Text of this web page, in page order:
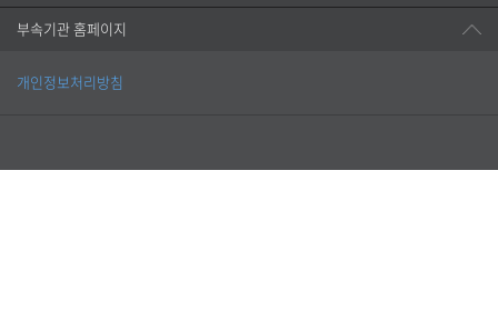
부속기관 홈페이지
개인정보처리방침